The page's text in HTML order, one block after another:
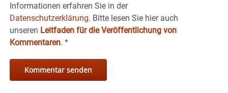
Informationen erfahren Sie in der
Datenschutzerklärung. Bitte lesen Sie hier auch
unseren Leitfaden für die Veröffentlichung von
Kommentaren. *